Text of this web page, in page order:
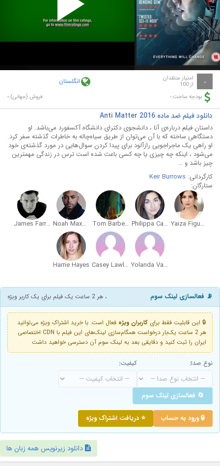
Play
Video
- امتیاز منتقدان
از 100 انگلستان
بودجه ساخت:- فروش (جهانی):-
دانلود فیلم ضد ماده Anti Matter 2016
داستان فیلم درباره‌ی آنا ، دانشجوی دکترای دانشگاه آکسفورد می‌باشد. او
دستگاهی ساخته که با آن می‌توان از طریق سیاه‌چاله به خاطرات گذشته سفر کرد.
او راهی یک ماجراجویی رازآلود برای پیدا کردن سوال‌هایی در مورد گذشته‌ی خود
می‌شود ، اینکه چه چیزی یا چه کسی باعث شده است ترس در زندگی مهمترین
چیز باشد و …
کارگردانی: Keir Burrows
ستارگان:
Yaiza Figueroa
Philippa Carson
Tom Barber-Duffy
Noah Maxwell Clarke
James Farrar
Yolanda Vazquez
Casey Lawler
Harrie Hayes
📡 فعالسازی لینک سوم ، هر 2 ساعت یک فیلم برای یک کاربر ویژه
🔒 این قابلیت فقط برای کاربران ویژه فعال است. با خرید اشتراک ویژه می‌توانید
هر 2 ساعت یک‌بار درخواست همگام‌سازی لینک‌های این فیلم با CDN اختصاصی
ایران را ثبت کنید و دقایقی بعد به لینک سوم آن دسترسی خواهید داشت
نوع صدا: کیفیت:
🔄 فعالسازی لینک سوم
🔒 ورود به حساب ⭐ دریافت اشتراک ویژه
دانلود زیرنویس همه زبان ها